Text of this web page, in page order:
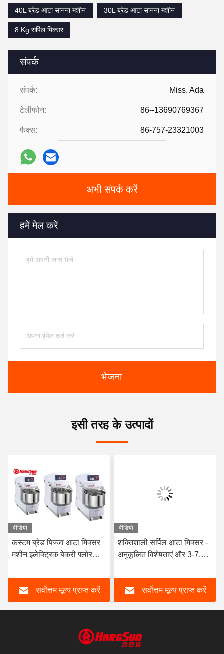
संपर्क
संपर्क: Miss. Ada
टेलीफोन: 86--13690769367
फैक्स: 86-757-23321003
अभी संपर्क करें
हमें मेल करें
भेजना
40L ब्रेड आटा सानना मशीन
30L ब्रेड आटा सानना मशीन
8 Kg सर्पिल मिक्सर
इसी तरह के उत्पादों
वीडियो
कस्टम ब्रेड पिज्जा आटा मिक्सर
मशीन इलेक्ट्रिक बेकरी फ्लोर
सर्वोत्तम मूल्य प्राप्त करें
वीडियो
शक्तिशाली सर्पिल आटा मिक्सर -
अनुकूलित विशेषताएं और 3-7.5
सर्वोत्तम मूल्य प्राप्त करें